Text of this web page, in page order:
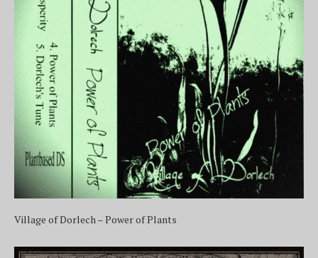
Village of Dorlech – Power of Plants